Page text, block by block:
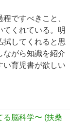
ですべきこと、
てくれている。明
拭してくれると思
ながら知識を紹介
い育児書が欲しい
る脳科学〜 (扶桑